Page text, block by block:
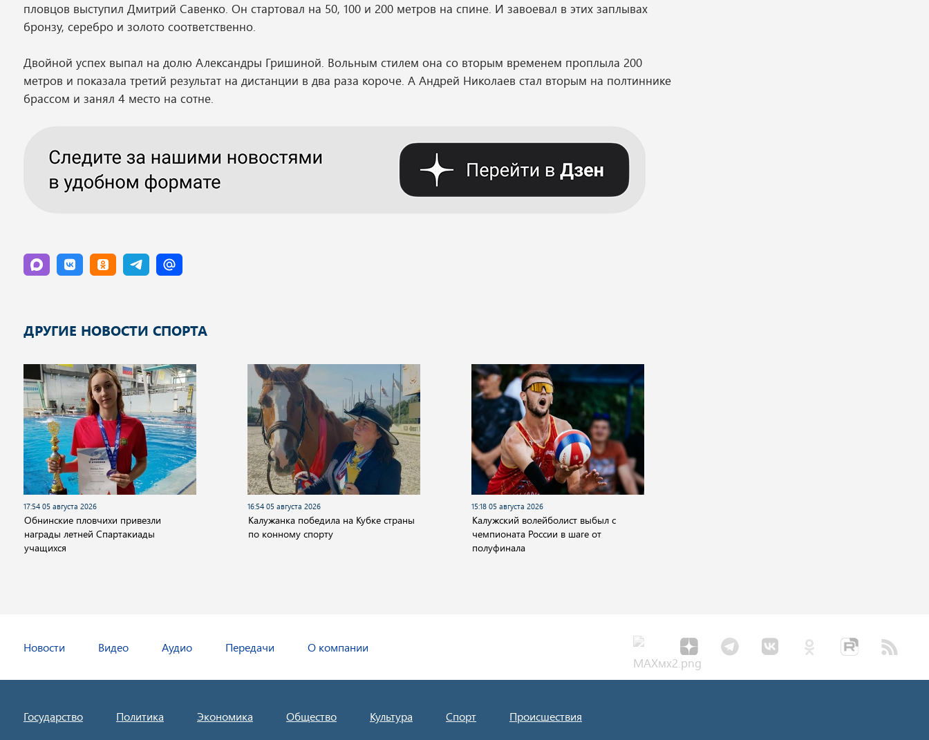
пловцов выступил Дмитрий Савенко. Он стартовал на 50, 100 и 200 метров на спине. И завоевал в этих заплывах
бронзу, серебро и золото соответственно.
Двойной успех выпал на долю Александры Гришиной. Вольным стилем она со вторым временем проплыла 200
метров и показала третий результат на дистанции в два раза короче. А Андрей Николаев стал вторым на полтиннике
брассом и занял 4 место на сотне.
ДРУГИЕ НОВОСТИ СПОРТА
17:54 05 августа 2026
Обнинские пловчихи привезли
награды летней Спартакиады
учащихся
16:54 05 августа 2026
Калужанка победила на Кубке страны
по конному спорту
15:18 05 августа 2026
Калужский волейболист выбыл с
чемпионата России в шаге от
полуфинала
Новости Видео Аудио Передачи О компании
Государство Политика Экономика Общество Культура Спорт Происшествия